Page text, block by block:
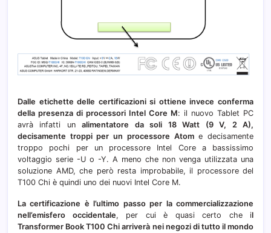
Dalle etichette delle certificazioni si ottiene invece conferma
della presenza di processori Intel Core M: il nuovo Tablet PC
avrà infatti unalimentatore da soli 18 Watt (9 V, 2 A),
decisamente troppi per un processore Atome decisamente
troppo pochi per un processore Intel Core a bassissimo
voltaggio serie -U o -Y. A meno che non venga utilizzata una
soluzione AMD, che però resta improbabile, il processore del
T100 Chi è quindi uno dei nuovi Intel Core M.
La certificazione è l’ultimo passo per la commercializzazione
nell’emisfero occidentale, per cui è quasi certo che il
Transformer Book T100 Chi arriverà nei negozi di tutto il mondo